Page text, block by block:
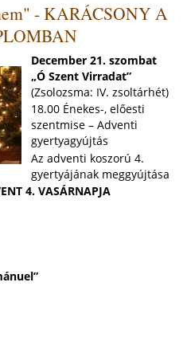
- KARÁCSONY A
December 21. szombat
„Ó Szent Virradat”
(Zsolozsma: IV. zsoltárhét)
18.00 Énekes-, előesti
szentmise – Adventi
gyertyagyújtás
Az adventi koszorú 4.
gyertyájának meggyújtása
4. VASÁRNAPJA